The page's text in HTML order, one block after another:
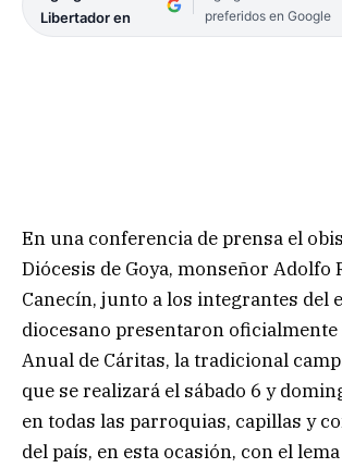
Libertador en
preferidos en Google
En una conferencia de prensa el
Diócesis de Goya, monseñor Adolfo
Canecín, junto a los integrantes del
diocesano presentaron oficialmente
Anual de Cáritas, la tradicional
que se realizará el sábado 6 y
en todas las parroquias, capillas y
del país, en esta ocasión, con el